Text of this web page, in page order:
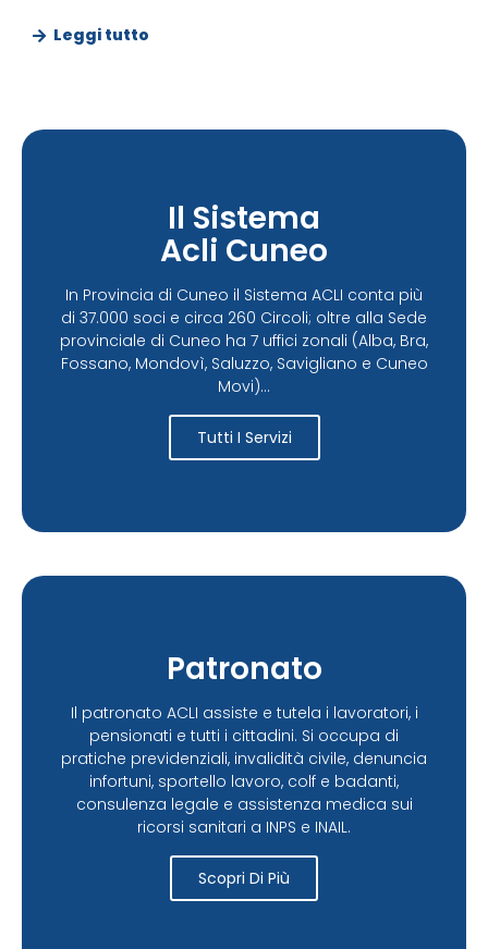
Leggi tutto
Il Sistema
Acli Cuneo
In Provincia di Cuneo il Sistema ACLI conta più
di 37.000 soci e circa 260 Circoli; oltre alla Sede
provinciale di Cuneo ha 7 uffici zonali (Alba, Bra,
Fossano, Mondovì, Saluzzo, Savigliano e Cuneo
Movi)...
Tutti I Servizi
Patronato
Il patronato ACLI assiste e tutela i lavoratori, i
pensionati e tutti i cittadini. Si occupa di
pratiche previdenziali, invalidità civile, denuncia
infortuni, sportello lavoro, colf e badanti,
consulenza legale e assistenza medica sui
ricorsi sanitari a INPS e INAIL.
Scopri Di Più